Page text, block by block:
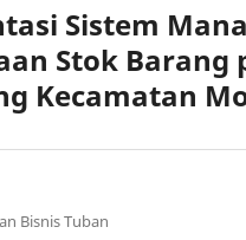
Sistem
Stok Barang
Kecamatan
Bisnis Tuban